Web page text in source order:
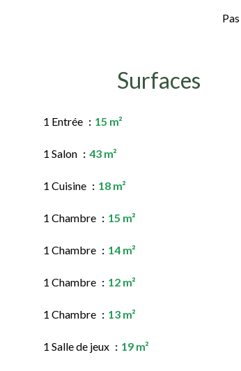
Surfaces
1 Entrée 15 m²
1 Salon 43 m²
1 Cuisine 18 m²
1 Chambre 15 m²
1 Chambre 14 m²
1 Chambre 12 m²
1 Chambre 13 m²
1 Salle de jeux 19 m²